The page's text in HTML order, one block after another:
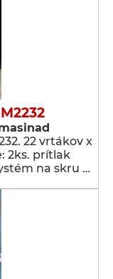
22 vrtákov x
2ks. prítlak
na skru …